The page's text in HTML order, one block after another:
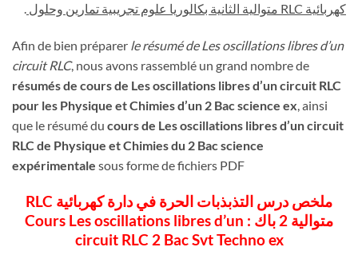
كهربائية RLC متوالية الثانية بكالوريا علوم تجريبية تمارين وحلول
.
Afin de bien préparer le résumé de Les oscillations libres d’un
circuit RLC, nous avons rassemblé un grand nombre de
résumés de cours de Les oscillations libres d’un circuit RLC
pour les Physique et Chimies d’un 2 Bac science ex, ainsi
que le résumé du cours de Les oscillations libres d’un circuit
RLC de Physique et Chimies du 2 Bac science
expérimentale sous forme de fichiers PDF
ملخص درس التذبذبات الحرة في دارة كهربائية RLC
متوالية 2 باك : Cours Les oscillations libres d’un
circuit RLC 2 Bac Svt Techno ex